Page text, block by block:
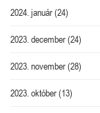
2024. január(24)
2023. december(24)
2023. november(28)
2023. október(13)